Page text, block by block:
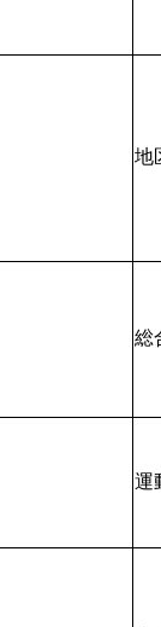
地
総
運